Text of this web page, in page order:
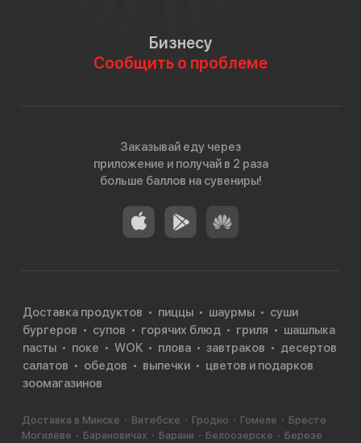
Бизнесу
Сообщить о проблеме
Заказывай еду через
приложение и получай в 2 раза
больше баллов на сувениры!
Доставка продуктов пиццы шаурмы
суши
бургеров
супов горячих блюд гриля
шашлыка
пасты
поке WOK плова завтраков
десертов
салатов
обедов выпечки
цветов и подарков
зоомагазинов
Доставка в Минске Витебске Гродно Гомеле
Бресте
Могилёве
Барановичах Барани Белоозерске
Березе